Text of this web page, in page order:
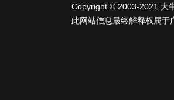
Copyright © 2003-2021 大
此网站信息最终解释权属于